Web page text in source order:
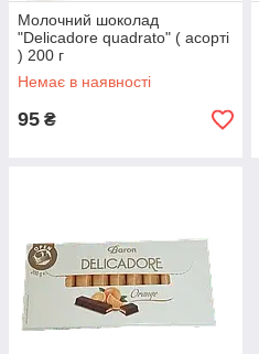
Молочний шоколад
"Delicadore quadrato" ( асорті
) 200 г
Немає в наявності
95 ₴